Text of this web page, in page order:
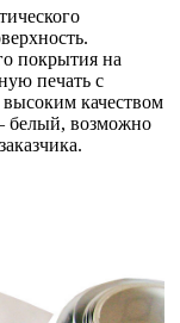
покрытия на
печать с
качеством
белый, возможно